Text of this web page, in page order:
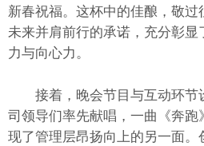
新春祝福。这杯中的佳酿，敬
未来并肩前行的承诺，充分彰显
力与向心力。
接着，晚会节目与互动环节
司领导们率先献唱，一曲《奔跑
现了管理层昂扬向上的另一面